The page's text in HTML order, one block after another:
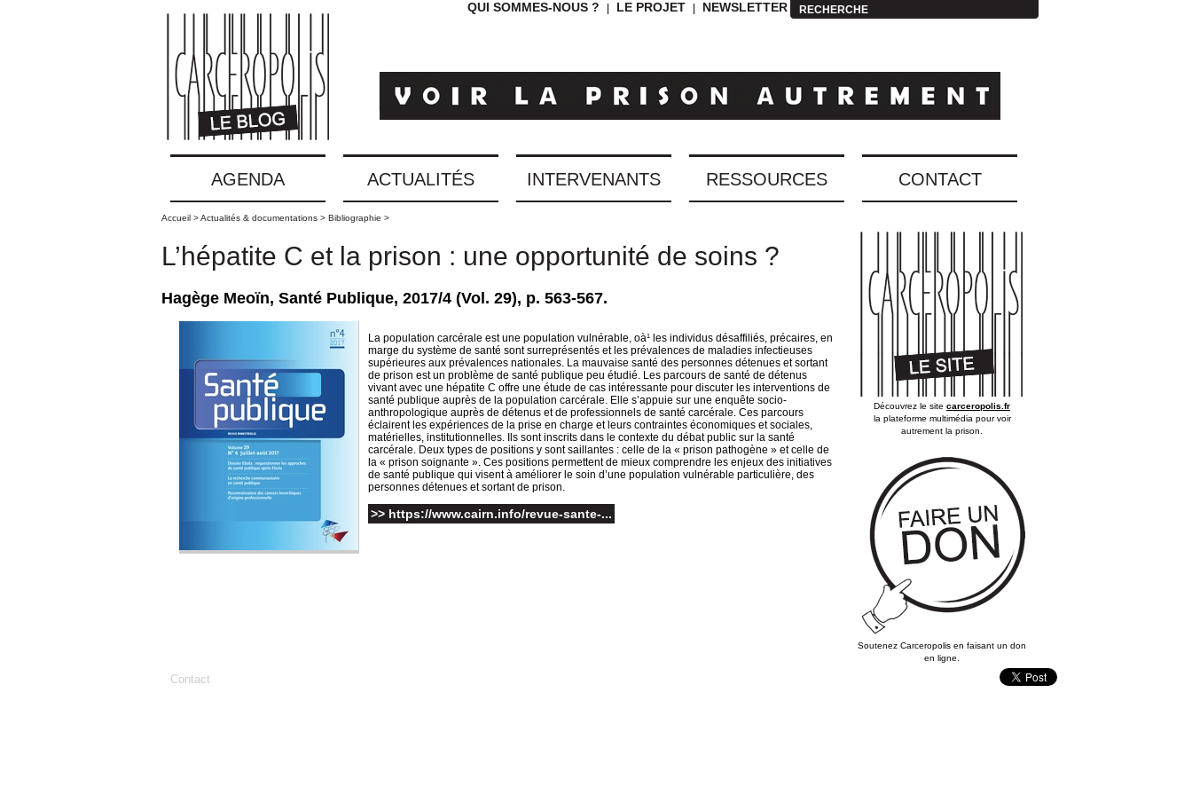
QUI SOMMES-NOUS ? LE PROJET NEWSLETTER RECHERCHE
AGENDA ACTUALITÉS INTERVENANTS RESSOURCES CONTACT
Accueil >Actualités & documentations > Bibliographie >
L’hépatite C et la prison : une opportunité de soins ?
Hagège Meoïn, Santé Publique, 2017/4 (Vol. 29), p. 563-567.
La population carcérale est une population vulnérable, oà¹ les individus désaffiliés, précaires, en
marge du système de santé sont surreprésentés et les prévalences de maladies infectieuses
supérieures aux prévalences nationales. La mauvaise santé des personnes détenues et sortant
de prison est un problème de santé publique peu étudié. Les parcours de santé de détenus
vivant avec une hépatite C offre une étude de cas intéressante pour discuter les interventions de
santé publique auprès de la population carcérale. Elle s’appuie sur une enquête socio-
anthropologique auprès de détenus et de professionnels de santé carcérale. Ces parcours
éclairent les expériences de la prise en charge et leurs contraintes économiques et sociales,
matérielles, institutionnelles. Ils sont inscrits dans le contexte du débat public sur la santé
carcérale. Deux types de positions y sont saillantes : celle de la « prison pathogène » et celle de
la « prison soignante ». Ces positions permettent de mieux comprendre les enjeux des initiatives
de santé publique qui visent à améliorer le soin d’une population vulnérable particulière, des
personnes détenues et sortant de prison.
>> https://www.cairn.info/revue-sante-...
Découvrez le site carceropolis.fr
la plateforme multimédia pour voir
autrement la prison.
Soutenez Carceropolis en faisant un don
en ligne.
Contact